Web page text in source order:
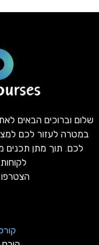
שלום וברוכים הבאים
במטרה לעזור לכם
לכם. תוך מתן תכנים